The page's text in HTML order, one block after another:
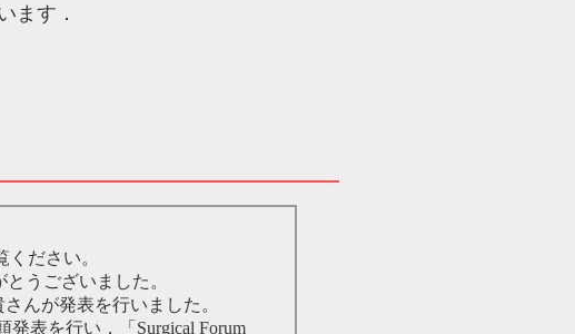
ます．
ください。
うございました。
んが発表を行いました。
表を行い，「Surgical Forum